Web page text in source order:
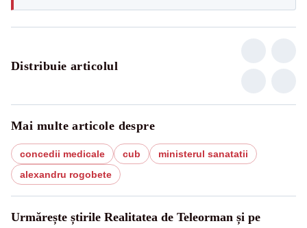
Distribuie articolul
Mai multe articole despre
concedii medicale cub
ministerul sanatatii
alexandru rogobete
Urmărește știrile Realitatea de Teleorman și pe